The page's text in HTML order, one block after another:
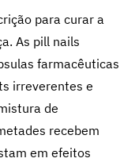
para curar a
As pill nails
farmacêuticas
irreverentes e
de
recebem
em efeitos